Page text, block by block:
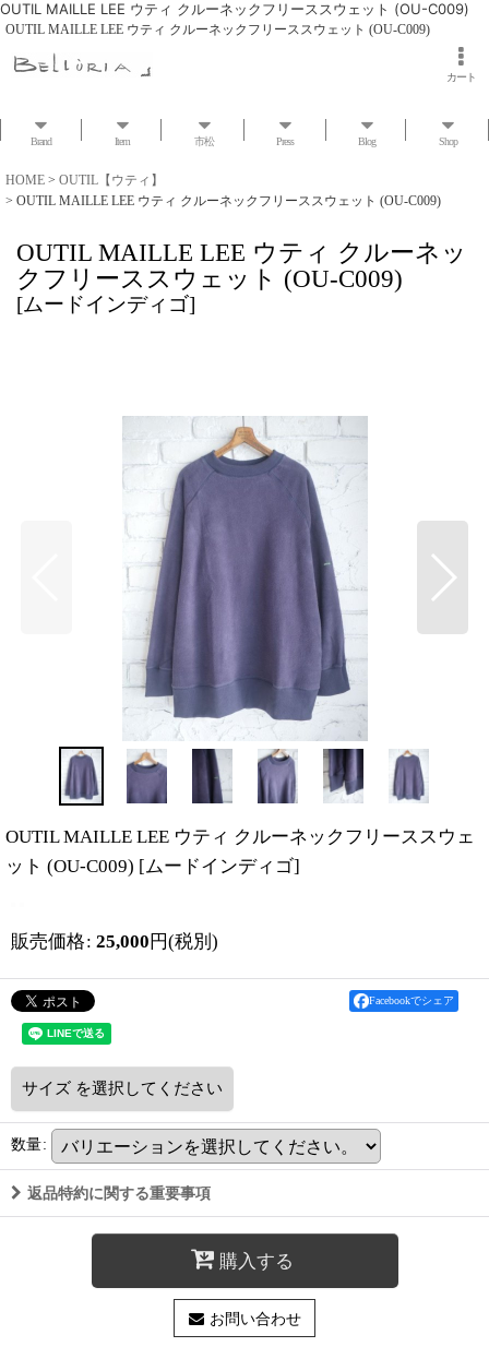
OUTIL MAILLE LEE ウティ クルーネックフリーススウェット (OU-C009)
OUTIL MAILLE LEE ウティ クルーネックフリーススウェット (OU-C009)
カート
Brand Item 市松 Press Blog Shop
HOME > OUTIL【ウティ】
> OUTIL MAILLE LEE ウティ クルーネックフリーススウェット (OU-C009)
OUTIL MAILLE LEE ウティ クルーネッ
クフリーススウェット (OU-C009)
[ムードインディゴ]
OUTIL MAILLE LEE ウティ クルーネックフリーススウェ
ット (OU-C009) [ ムードインディゴ]
販売価格: 25,000 円(税別)
Facebookでシェア
サイズ を選択してください
数量:
返品特約に関する重要事項
購入する
お問い合わせ